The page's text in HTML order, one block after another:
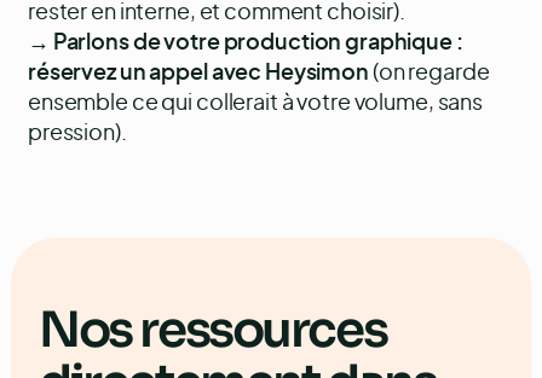
rester en interne, et comment choisir).
→ Parlons de votre production graphique :
réservez un appel avec Heysimon (on regarde
ensemble ce qui collerait à votre volume, sans
pression).
Nos ressources